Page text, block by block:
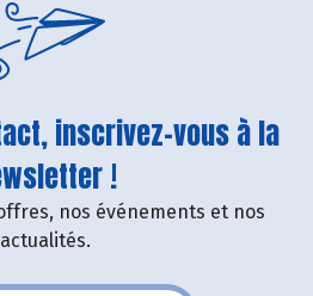
inscrivez-vous à la
!
nos événements et nos
actualités.